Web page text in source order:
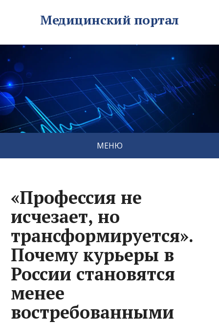
Медицинский портал
МЕНЮ
«Профессия не
исчезает, но
трансформируется».
Почему курьеры в
России становятся
менее
востребованными